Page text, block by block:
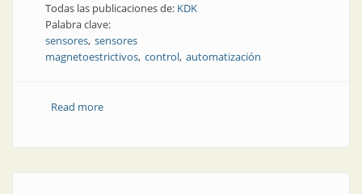
Todas las publicaciones de: KDK
Palabra clave:
sensores sensores
magnetoestrictivos control automatización
Read moreabout Nueva generación de sensores